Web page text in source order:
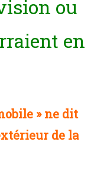
ou
en
» ne dit
de la